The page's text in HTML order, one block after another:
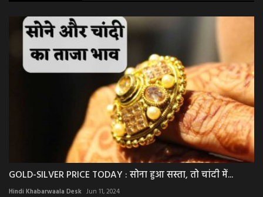
GOLD-SILVER PRICE TODAY : सोना हुआ सस्ता, तो चांदी में...
Hindi Khabarwaala Desk Jun 11, 2024